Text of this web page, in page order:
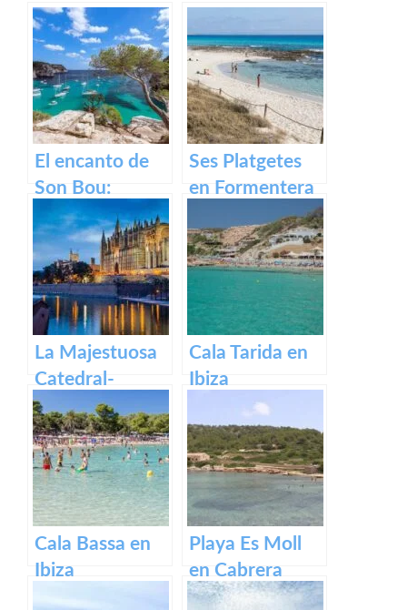
El encanto de
Son Bou:
descubre la
belleza de
Menorca
Ses Platgetes
en Formentera
La Majestuosa
Catedral-
Basílica de
Santa María en
Mallorca.
Cala Tarida en
Ibiza
Cala Bassa en
Ibiza
Playa Es Moll
en Cabrera